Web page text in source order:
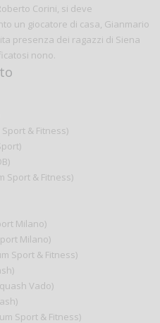
Corini, si deve
un giocatore di casa, Gianmario
presenza dei ragazzi di Siena
nono.
& Fitness)
Sport & Fitness)
Milano)
Milano)
Sport & Fitness)
Vado)
Sport & Fitness)